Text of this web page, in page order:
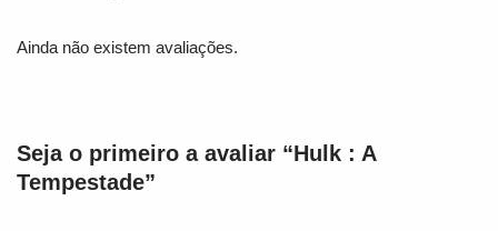
Ainda não existem avaliações.
Seja o primeiro a avaliar “Hulk : A
Tempestade”